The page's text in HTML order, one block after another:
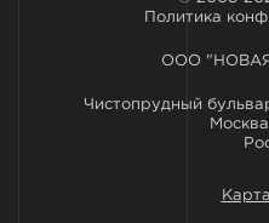
Политика
ООО
Чистопрудный